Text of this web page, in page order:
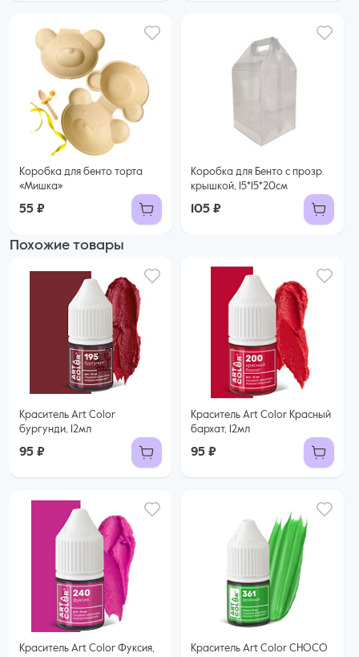
Коробка для бенто торта
«Мишка»
55 ₽
Коробка для Бенто с прозр.
крышкой, 15*15*20см
105 ₽
Похожие товары
Краситель Art Color
бургунди, 12мл
95 ₽
Краситель Art Color Красный
бархат, 12мл
95 ₽
Краситель Art Color Фуксия,
Краситель Art Color CHOCO